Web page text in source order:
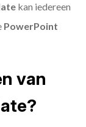
kan iedereen
PowerPoint
van